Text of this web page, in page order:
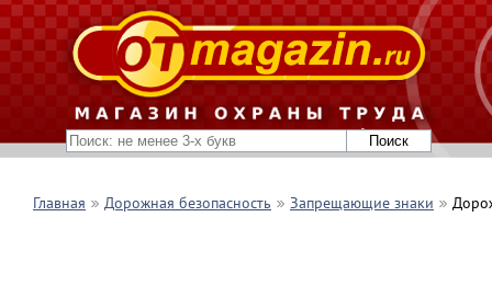
Главная Дорожная безопасность Запрещающие знаки